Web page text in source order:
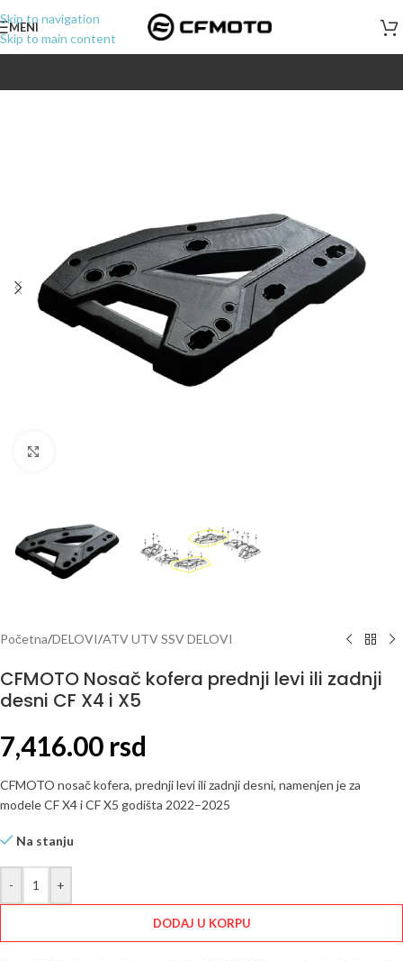
Skip to navigation
Skip to main content
MENI
Početna/DELOVI/ATV UTV SSV DELOVI
CFMOTO Nosač kofera prednji levi ili zadnji
desni CF X4 i X5
7,416.00 rsd
CFMOTO nosač kofera, prednji levi ili zadnji desni, namenjen je za
modele CF X4 i CF X5 godišta 2022–2025
Na stanju
- +
DODAJ U KORPU